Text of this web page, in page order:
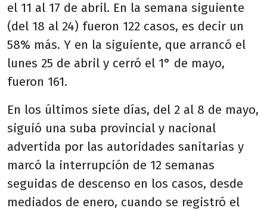
el 11 al 17 de abril. En la semana siguiente
(del 18 al 24) fueron 122 casos, es decir un
58% más. Y en la siguiente, que arrancó el
lunes 25 de abril y cerró el 1° de mayo,
fueron 161.
En los últimos siete días, del 2 al 8 de mayo,
siguió una suba provincial y nacional
advertida por las autoridades sanitarias y
marcó la interrupción de 12 semanas
seguidas de descenso en los casos, desde
mediados de enero, cuando se registró el